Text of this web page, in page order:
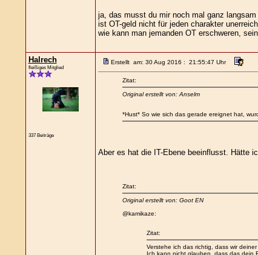
ja, das musst du mir noch mal ganz
ist OT-geld nicht für jeden charakter
wie kann man jemanden OT erschweren,
Halrech
fleißiges Mitglied
337 Beiträge
Erstellt am: 30 Aug 2016 : 21:55:47 Uhr
Zitat:
Original erstellt von: Anselm
*Hust* So wie sich das gerade ereignet hat,
Aber es hat die IT-Ebene beeinflusst. Hätte
Zitat:
Original erstellt von: Goot EN
@kamikaze:
Zitat:
Verstehe ich das richtig, dass wir
Ich kann nicht glauben, dass das dein